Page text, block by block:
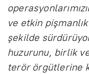
ve etkin
şekilde
huzurunu, birlik
terör örgütlerine